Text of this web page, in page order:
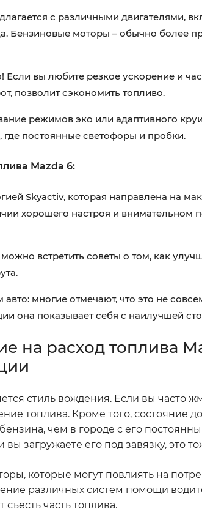
с различными двигателями,
Бензиновые моторы – обычно более
Если вы любите резкое ускорение и
позволит сэкономить топливо.
режимов эко или адаптивного
где постоянные светофоры и пробки.
Mazda 6:
Skyactiv, которая направлена на
хорошего настроя и внимательном
встретить советы о том, как
многие отмечают, что это не
она показывает себя с наилучшей
на расход топлива
стиль вождения. Если вы часто
топлива. Кроме того, состояние
чем в городе с его
загружаете его под завязку, это
которые могут повлиять на
различных систем помощи
часть топлива.